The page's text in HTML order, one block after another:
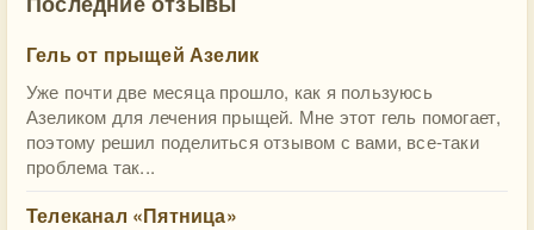
Гель от прыщей Азелик
Уже почти две месяца прошло, как я пользуюсь
Азеликом для лечения прыщей. Мне этот гель помогает,
поэтому решил поделиться отзывом с вами, все-таки
проблема так...
Телеканал «Пятница»